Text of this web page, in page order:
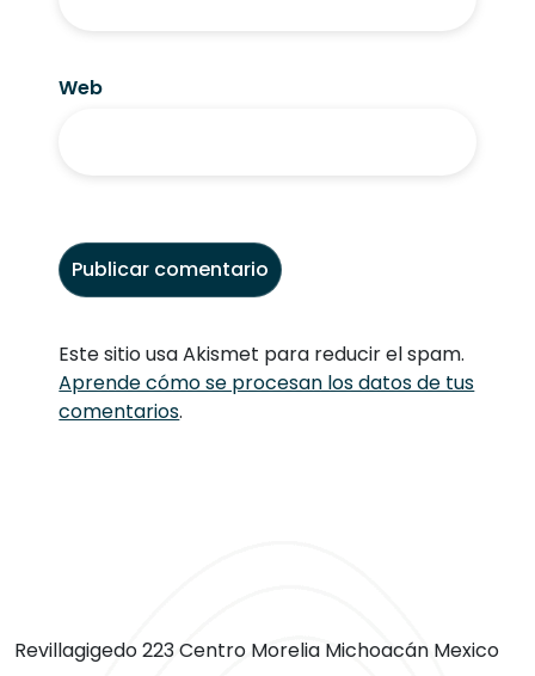
Web
Este sitio usa Akismet para reducir el spam.
Aprende cómo se procesan los datos de tus
comentarios.
Revillagigedo 223 Centro Morelia Michoacán Mexico